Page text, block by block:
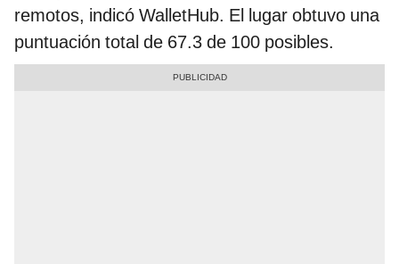
remotos, indicó WalletHub. El lugar obtuvo una
puntuación total de 67.3 de 100 posibles.